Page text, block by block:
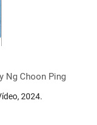
Ng Choon Ping
2024.